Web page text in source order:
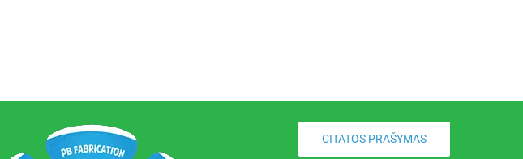
CITATOS PRAŠYMAS